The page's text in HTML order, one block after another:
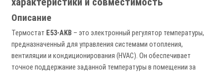
Описание
Термостат E53-AKB – это электронный регулятор температуры,
предназначенный для управления системами отопления,
вентиляции и кондиционирования (HVAC). Он обеспечивает
точное поддержание заданной температуры в помещении за